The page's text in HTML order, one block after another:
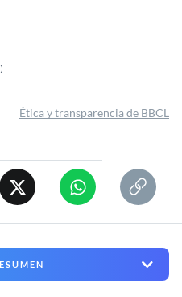
Ética y transparencia de BBCL